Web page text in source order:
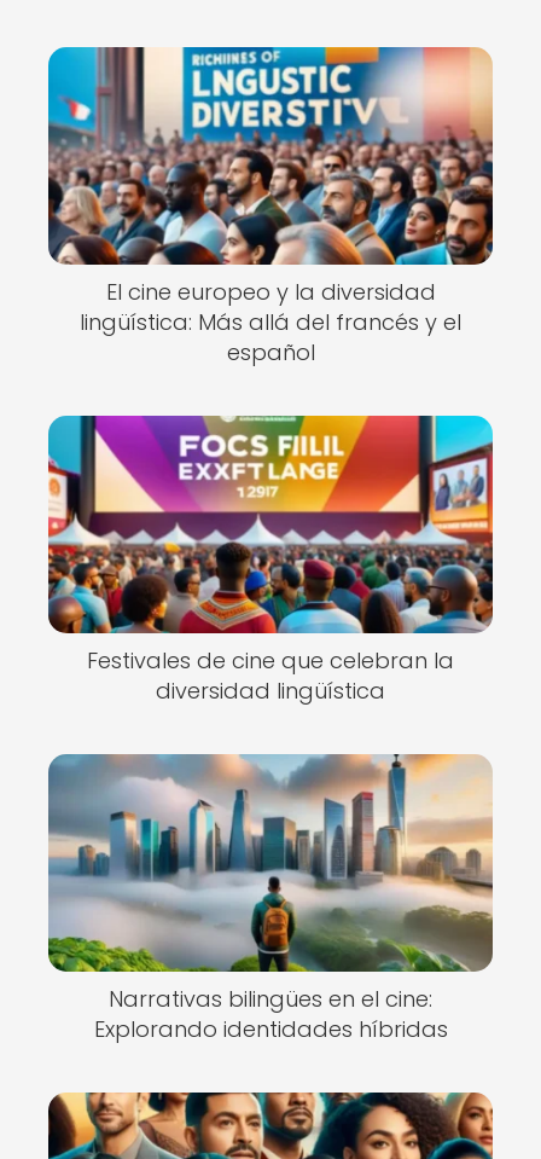
El cine europeo y la diversidad
lingüística: Más allá del francés y el
español
Festivales de cine que celebran la
diversidad lingüística
Narrativas bilingües en el cine:
Explorando identidades híbridas